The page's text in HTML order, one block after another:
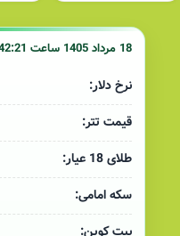
18 مرداد 1405 ساعت 12:42:21
نرخ دلار:
قیمت تتر:
طلای 18 عیار:
سکه امامی: